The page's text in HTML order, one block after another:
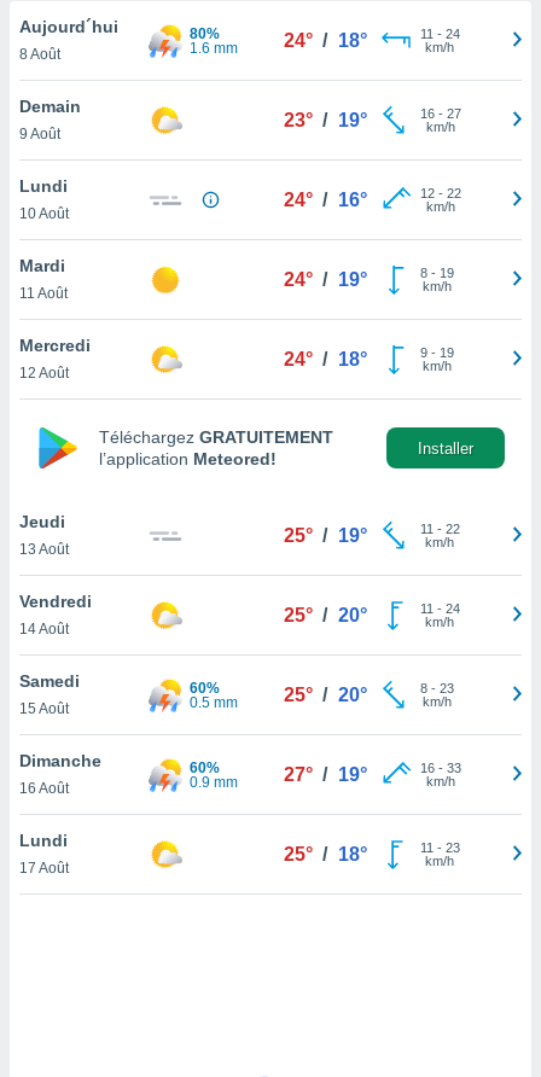
et
»,
au
vous
ou
de
ainsi
du
en
de
votre
à
en
le
Aujourd´hui
8 Août
80%
1.6 mm
24° / 18° 11 - 24
km/h
Demain
9 Août
23° / 19° 16- 27
km/h
Lundi
10 Août
24° / 16° 12- 22
km/h
Mardi
11 Août
24° / 19° 8- 19
km/h
Mercredi
12 Août
24° / 18° 9- 19
km/h
Téléchargez GRATUITEMENT
l’application Meteored!
Installer
Jeudi
13 Août
25° / 19° 11 - 22
km/h
Vendredi
14 Août
25° / 20° 11 - 24
km/h
Samedi
15 Août
60%
0.5 mm
25° / 20° 8- 23
km/h
Dimanche
16 Août
60%
0.9 mm
27° / 19° 16- 33
km/h
Lundi
17 Août
25° / 18° 11 - 23
km/h